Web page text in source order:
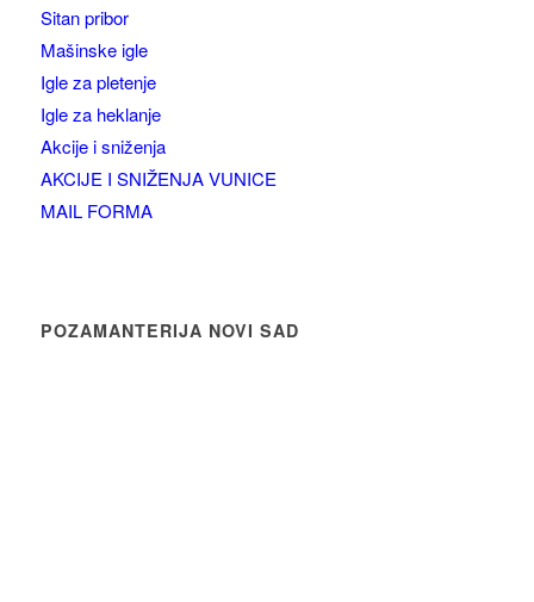
Sitan pribor
Mašinske igle
Igle za pletenje
Igle za heklanje
Akcije i sniženja
AKCIJE I SNIŽENJA VUNICE
MAIL FORMA
POZAMANTERIJA NOVI SAD